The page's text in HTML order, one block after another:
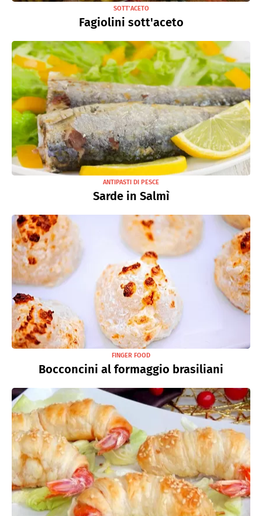
SOTT’ACETO
Fagiolini sott'aceto
ANTIPASTI DI PESCE
Sarde in Salmì
FINGER FOOD
Bocconcini al formaggio brasiliani